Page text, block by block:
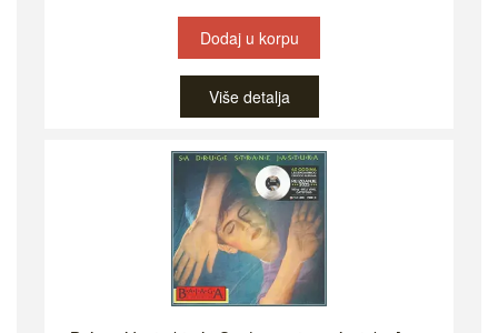
Dodaj u korpu
Više detalja